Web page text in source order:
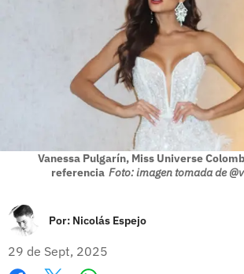
Vanessa Pulgarín, Miss Universe
referencia Foto: imagen tomada de
Por: Nicolás Espejo
29 de Sept, 2025